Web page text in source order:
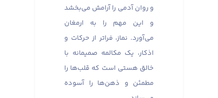
و روان آدمی را آرامش می‌بخشد
و این مهم را به ارمغان
می‌آورد. نماز، فراتر از حرکات و
اذکار، یک مکالمه صمیمانه با
خالق هستی است که قلب‌ها را
مطمئن و ذهن‌ها را آسوده